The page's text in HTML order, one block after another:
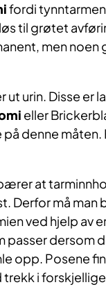
fordi
til grøtet
men noen
urin. Disse er
eller
denne måten.
at
Derfor må man
ved hjelp av
passer dersom
opp. Posene
i